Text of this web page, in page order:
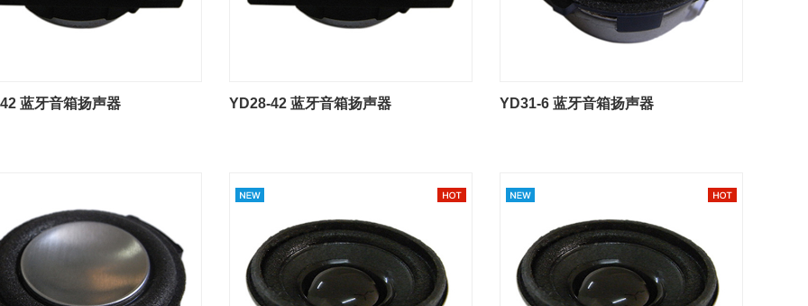
蓝牙音箱扬声器 YD28-42 蓝牙音箱扬声器 YD31-6 蓝牙音箱扬声器